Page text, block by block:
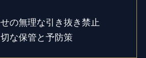
の無理な引き抜き禁止
な保管と予防策